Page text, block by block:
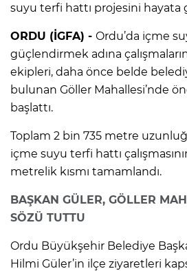
suyu terfi hattı projesini hayata
ORDU (İGFA) - Ordu’da içme
güçlendirmek adına
ekipleri, daha önce belde
bulunan Göller Mahallesi’nde
başlattı.
Toplam 2 bin 735 metre
içme suyu terfi hattı
metrelik kısmı tamamlandı.
BAŞKAN GÜLER, GÖLLER
SÖZÜ TUTTU
Ordu Büyükşehir Belediye
Hilmi Güler’in ilçe ziyaretleri